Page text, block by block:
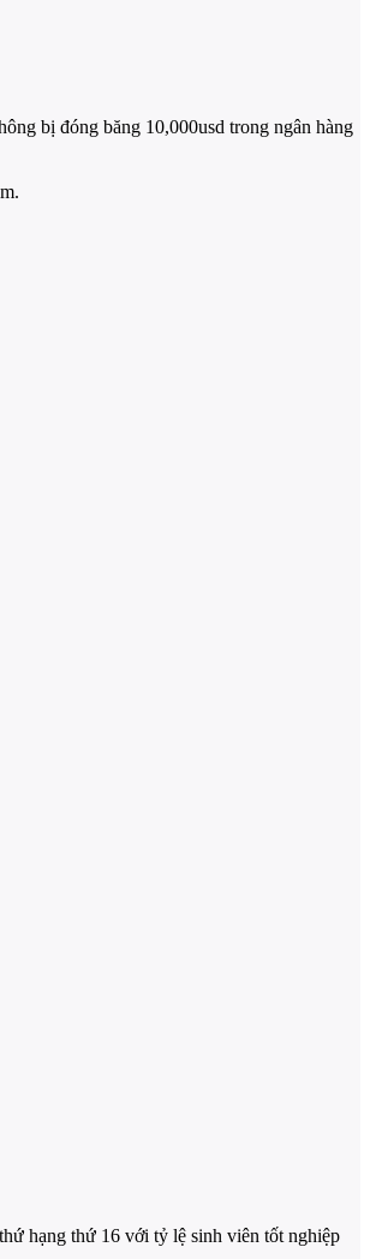
bị đóng băng 10,000usd trong ngân hàng
hạng thứ 16 với tỷ lệ sinh viên tốt nghiệp